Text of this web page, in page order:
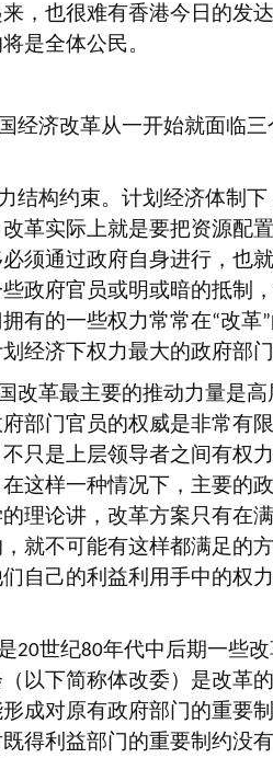
，也很难有香港今日的发
是全体公民。
经济改革从一开始就面临
结构约束。计划经济体制
革实际上就是要把资源配
须通过政府自身进行，也
政府官员或明或暗的抵制
有的一些权力常常在“改革”
经济下权力最大的政府部
改革最主要的推动力量是
部门官员的权威是非常有
只是上层领导者之间有权
这样一种情况下，主要的
理论讲，改革方案只有在
就不可能有这样都满足的
自己的利益利用手中的权
20世纪80年代中后期一些
以下简称体改委）是改革
成对原有政府部门的重要
得利益部门的重要制约没